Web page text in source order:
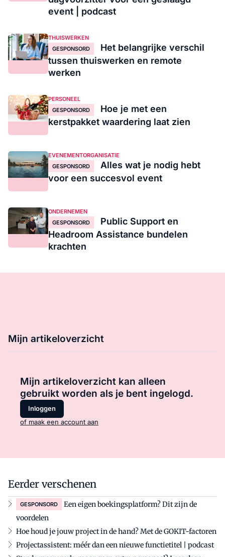
event | podcast
THUISWERKEN
GESPONSORD
Het belangrijke verschil
tussen thuiswerken en remote
werken
PERSONEEL
GESPONSORD
Hoe je met een
kerstpakket waardering laat zien
EVENEMENTORGANISATIE
GESPONSORD
Alles wat je nodig hebt
voor een succesvol event
ONDERNEMEN
GESPONSORD
Public Support en
Headroom Assistance bundelen
krachten
Mijn artikeloverzicht
Mijn artikeloverzicht kan alleen
gebruikt worden als je bent ingelogd.
Inloggen
of maak een account aan
Eerder verschenen
GESPONSORD
Een eigen boekingsplatform? Dit zijn de
voordelen
Hoe houd je jouw project in de hand? Met de GOKIT-factoren
Projectassistent: méér dan een nieuwe functietitel | podcast